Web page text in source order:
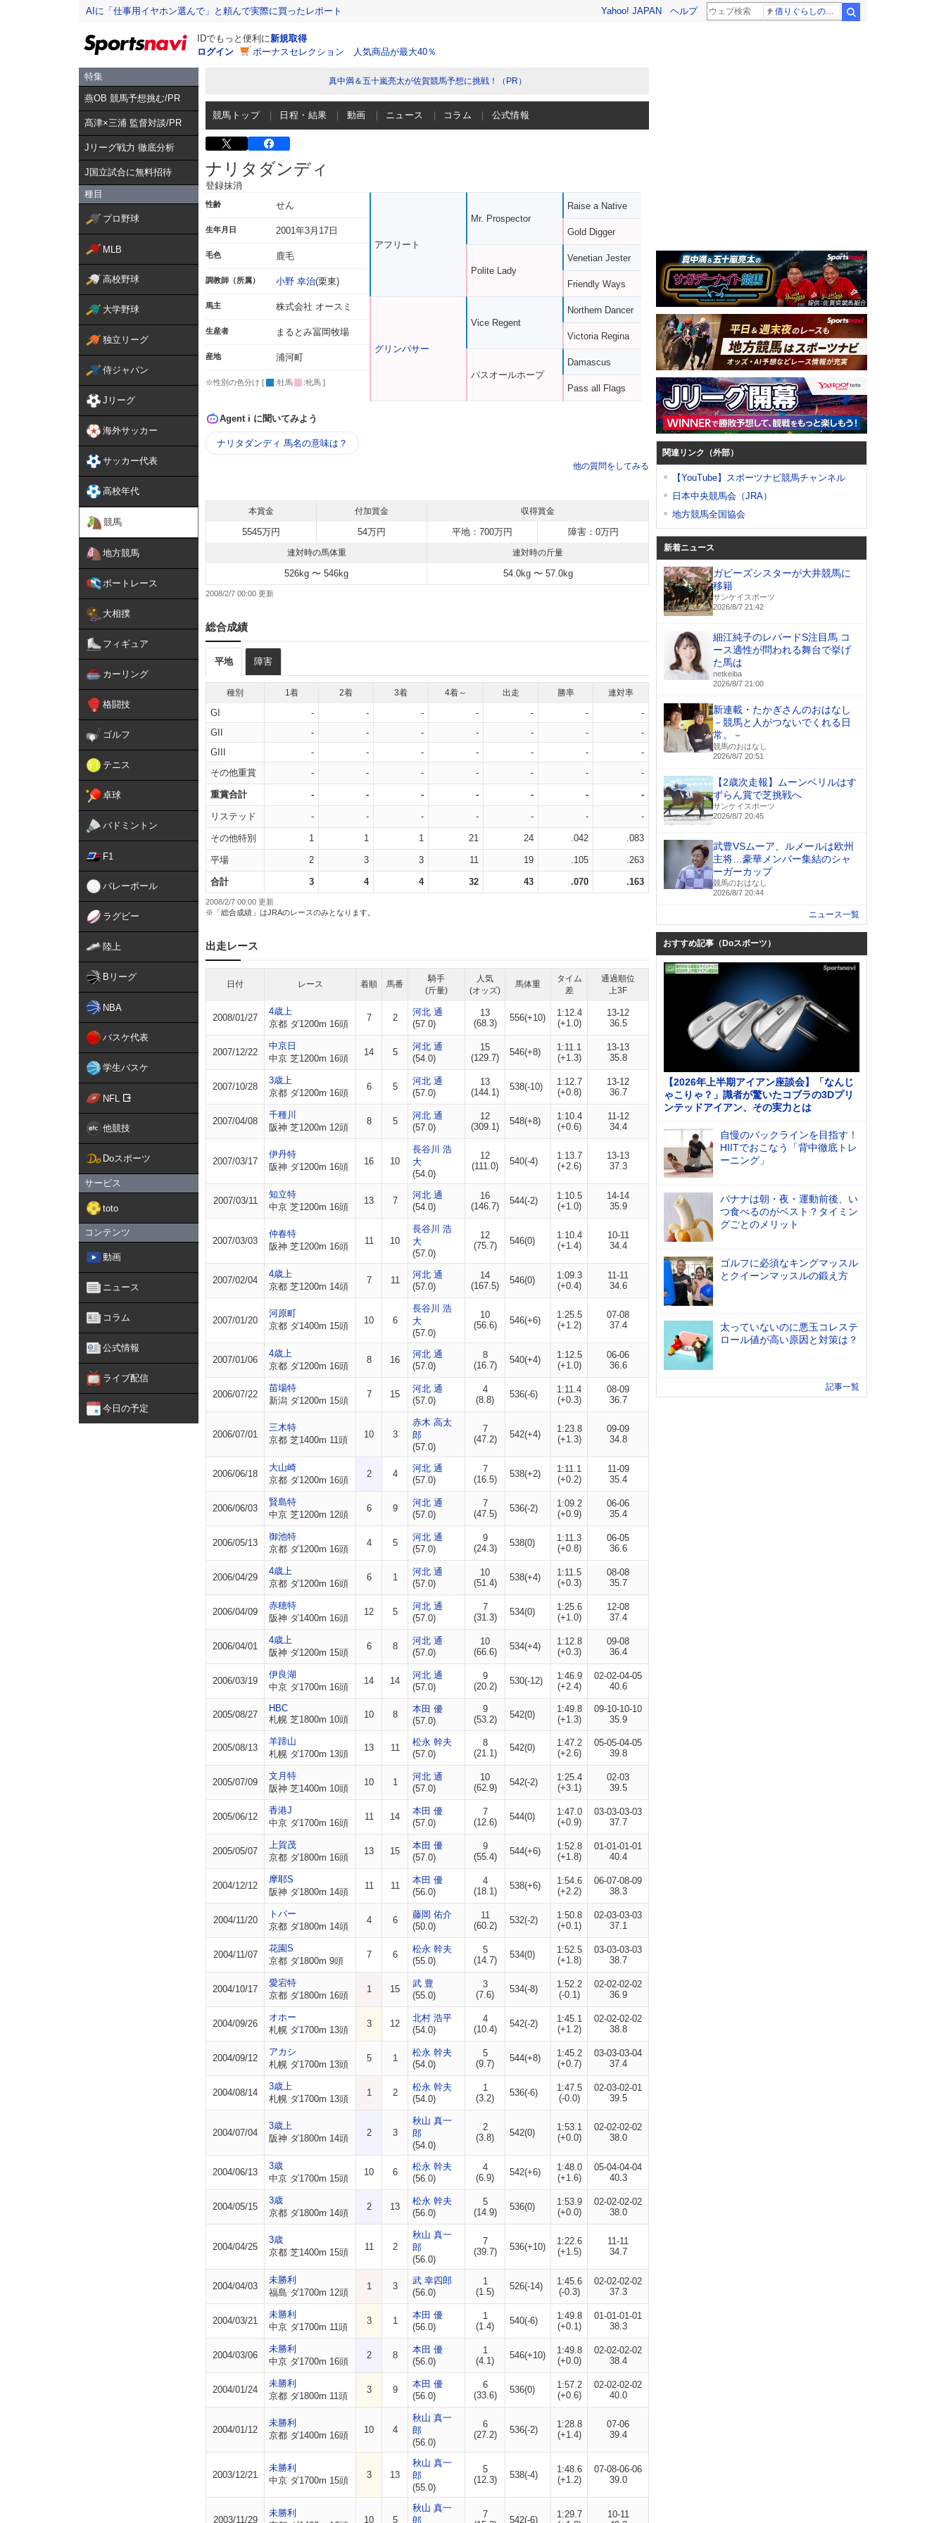
AIに「仕事用イヤホン選んで」と頼んで実際に買ったレポート Yahoo! JAPAN ヘルプ
IDでもっと便利に新規取得
ログイン
ボーナスセレクション 人気商品が最大40％
特集
燕OB 競馬予想挑む/PR
髙津×三浦 監督対談/PR
Jリーグ戦力 徹底分析
J国立試合に無料招待
種目
プロ野球
MLB
高校野球
大学野球
独立リーグ
侍ジャパン
Jリーグ
海外サッカー
サッカー代表
高校年代
競馬
地方競馬
ボートレース
大相撲
フィギュア
カーリング
格闘技
ゴルフ
テニス
卓球
バドミントン
F1
バレーボール
ラグビー
陸上
Bリーグ
NBA
バスケ代表
学生バスケ
NFL
他競技
Doスポーツ
サービス
toto
コンテンツ
動画
ニュース
コラム
公式情報
ライブ配信
今日の予定
真中満＆五十嵐亮太が佐賀競馬予想に挑戦！（PR）
競馬トップ 日程・結果 動画 ニュース コラム 公式情報
ナリタダンディ
登録抹消
性齢 せん
生年月日 2001年3月17日
毛色 鹿毛
調教師（所属） 小野 幸治(栗東)
馬主 株式会社 オースミ
生産者 まるとみ冨岡牧場
産地 浦河町
※性別の色分け [ :牡馬 :牝馬 ]
アフリート
グリンパサー
Mr. Prospector
Polite Lady
Vice Regent
パスオールホープ
Raise a Native
Gold Digger
Venetian Jester
Friendly Ways
Northern Dancer
Victoria Regina
Damascus
Pass all Flags
Agent i に聞いてみよう
ナリタダンディ 馬名の意味は？
他の質問をしてみる
本賞金 付加賞金 収得賞金
5545万円 54万円 平地：700万円 障害：0万円
連対時の馬体重 連対時の斤量
526kg 〜 546kg 54.0kg 〜 57.0kg
2008/2/7 00:00
総合成績
平地 障害
種別 1着 2着 3着 4着～ 出走 勝率 連対率
GI - - - - - -
-
GII
- - - - - -
-
GIII
- - - - - -
-
その他重賞
- - - - - - -
重賞合計 - - - - - - -
リステッド - - - - - - -
その他特別 1 1 1 21 24 .042 .083
平場 2 3 3 11 19 .105 .263
合計 3 4 4 32 43 .070 .163
2008/2/7 00:00 更新
※「総合成績」はJRAのレースのみとなります。
出走レース
日付 レース 着順 馬番
騎手
(斤量)
人気
(オッズ)
馬体重
タイム
差
通過順位
上3F
2008/01/27
4歳上
京都 ダ1200m 16頭
7 2
河北 通
(57.0)
13
(68.3)
556(+10)
1:12.4
(+1.0)
13-12
36.5
2007/12/22
中京日
中京 芝1200m 16頭
14 5
河北 通
(54.0)
15
(129.7)
546(+8)
1:11.1
(+1.3)
13-13
35.8
2007/10/28
3歳上
京都 ダ1200m 16頭
6 5
河北 通
(57.0)
13
(144.1)
538(-10)
1:12.7
(+0.8)
13-12
36.7
2007/04/08
千種川
阪神 芝1200m 12頭
8 5
河北 通
(57.0)
12
(309.1)
548(+8)
1:10.4
(+0.6)
11-12
34.4
2007/03/17
伊丹特
阪神 ダ1200m 16頭
16 10
長谷川 浩
大
(54.0)
12
(111.0)
540(-4)
1:13.7
(+2.6)
13-13
37.3
2007/03/11
知立特
中京 芝1200m 16頭
13 7
河北 通
(54.0)
16
(146.7)
544(-2)
1:10.5
(+1.0)
14-14
35.9
2007/03/03
仲春特
阪神 芝1200m 16頭
11 10
長谷川 浩
大
(57.0)
12
(75.7)
546(0)
1:10.4
(+1.4)
10-11
34.4
2007/02/04
4歳上
京都 芝1200m 14頭
7 11
河北 通
(57.0)
14
(167.5)
546(0)
1:09.3
(+0.4)
11-11
34.6
2007/01/20
河原町
京都 ダ1400m 15頭
10 6
長谷川 浩
大
(57.0)
10
(56.6)
546(+6)
1:25.5
(+1.2)
07-08
37.4
2007/01/06
4歳上
京都 ダ1200m 16頭
8 16
河北 通
(57.0)
8
(16.7)
540(+4)
1:12.5
(+1.0)
06-06
36.6
2006/07/22
苗場特
新潟 ダ1200m 15頭
7 15
河北 通
(57.0)
4
(8.8)
536(-6)
1:11.4
(+0.3)
08-09
36.7
2006/07/01
三木特
京都 芝1400m 11頭
10 3
赤木 高太
郎
(57.0)
7
(47.2)
542(+4)
1:23.8
(+1.3)
09-09
34.8
2006/06/18
大山崎
京都 ダ1200m 16頭
2 4
河北 通
(57.0)
7
(16.5)
538(+2)
1:11.1
(+0.2)
11-09
35.4
2006/06/03
賢島特
中京 芝1200m 12頭
6 9
河北 通
(57.0)
7
(47.5)
536(-2)
1:09.2
(+0.9)
06-06
35.4
2006/05/13
御池特
京都 ダ1200m 16頭
4 5
河北 通
(57.0)
9
(24.3)
538(0)
1:11.3
(+0.8)
06-05
36.6
2006/04/29
4歳上
京都 ダ1200m 16頭
6 1
河北 通
(57.0)
10
(51.4)
538(+4)
1:11.5
(+0.3)
08-08
35.7
2006/04/09
赤穂特
阪神 ダ1400m 16頭
12 5
河北 通
(57.0)
7
(31.3)
534(0)
1:25.6
(+1.0)
12-08
37.4
2006/04/01
4歳上
阪神 ダ1200m 15頭
6 8
河北 通
(57.0)
10
(66.6)
534(+4)
1:12.8
(+0.3)
09-08
36.4
2006/03/19
伊良湖
中京 ダ1700m 16頭
14 14
河北 通
(57.0)
9
(20.2)
530(-12)
1:46.9
(+2.4)
02-02-04-05
40.6
2005/08/27
HBC
札幌 芝1800m 10頭
10 8
本田 優
(57.0)
9
(53.2)
542(0)
1:49.8
(+1.3)
09-10-10-10
35.9
2005/08/13
羊蹄山
札幌 ダ1700m 13頭
13 11
松永 幹夫
(57.0)
8
(21.1)
542(0)
1:47.2
(+2.6)
05-05-04-05
39.8
2005/07/09
文月特
阪神 芝1400m 10頭
10 1
河北 通
(57.0)
10
(62.9)
542(-2)
1:25.4
(+3.1)
02-03
39.5
2005/06/12
香港J
中京 ダ1700m 16頭
11 14
本田 優
(57.0)
7
(12.6)
544(0)
1:47.0
(+0.9)
03-03-03-03
37.7
2005/05/07
上賀茂
京都 ダ1800m 16頭
13 15
本田 優
(57.0)
9
(55.4)
544(+6)
1:52.8
(+1.8)
01-01-01-01
40.4
2004/12/12
摩耶S
阪神 ダ1800m 14頭
11 11
本田 優
(56.0)
4
(18.1)
538(+6)
1:54.6
(+2.2)
06-07-08-09
38.3
2004/11/20
トパー
京都 ダ1800m 14頭
4 6
藤岡 佑介
(50.0)
11
(60.2)
532(-2)
1:50.8
(+0.1)
02-03-03-03
37.1
2004/11/07
花園S
京都 ダ1800m 9頭
7 6
松永 幹夫
(55.0)
5
(14.7)
534(0)
1:52.5
(+1.8)
03-03-03-03
38.7
2004/10/17
愛宕特
京都 ダ1800m 16頭
1 15
武 豊
(55.0)
3
(7.6)
534(-8)
1:52.2
(-0.1)
02-02-02-02
36.9
2004/09/26
オホー
札幌 ダ1700m 13頭
3 12
北村 浩平
(54.0)
4
(10.4)
542(-2)
1:45.1
(+1.2)
02-02-02-02
38.8
2004/09/12
アカシ
札幌 ダ1700m 13頭
5 1
松永 幹夫
(54.0)
5
(9.7)
544(+8)
1:45.2
(+0.7)
03-03-03-04
37.4
2004/08/14
3歳上
札幌 ダ1700m 13頭
1 2
松永 幹夫
(54.0)
1
(3.2)
536(-6)
1:47.5
(-0.0)
02-03-02-01
39.5
2004/07/04
3歳上
阪神 ダ1800m 14頭
2 3
秋山 真一
郎
(54.0)
2
(3.8)
542(0)
1:53.1
(+0.0)
02-02-02-02
38.0
2004/06/13
3歳
中京 ダ1700m 15頭
10 6
松永 幹夫
(56.0)
4
(6.9)
542(+6)
1:48.0
(+1.6)
05-04-04-04
40.3
2004/05/15
3歳
京都 ダ1800m 14頭
2 13
松永 幹夫
(56.0)
5
(14.9)
536(0)
1:53.9
(+0.0)
02-02-02-02
38.0
2004/04/25
3歳
京都 芝1400m 15頭
11 2
秋山 真一
郎
(56.0)
7
(39.7)
536(+10)
1:22.6
(+1.5)
11-11
34.7
2004/04/03
未勝利
福島 ダ1700m 12頭
1 3
武 幸四郎
(56.0)
1
(1.5)
526(-14)
1:45.6
(-0.3)
02-02-02-02
37.3
2004/03/21
未勝利
中京 ダ1700m 11頭
3 1
本田 優
(56.0)
1
(1.4)
540(-6)
1:49.8
(+0.1)
01-01-01-01
38.3
2004/03/06
未勝利
中京 ダ1700m 16頭
2 8
本田 優
(56.0)
1
(4.1)
546(+10)
1:49.8
(+0.0)
02-02-02-02
38.4
2004/01/24
未勝利
京都 ダ1800m 11頭
3 9
本田 優
(56.0)
6
(33.6)
536(0)
1:57.2
(+0.6)
02-02-02-02
40.0
2004/01/12
未勝利
京都 ダ1400m 16頭
10 4
秋山 真一
郎
(56.0)
6
(27.2)
536(-2)
1:28.8
(+1.4)
07-06
39.4
2003/12/21
未勝利
中京 ダ1700m 15頭
3 13
秋山 真一
郎
(55.0)
5
(12.3)
538(-4)
1:48.6
(+1.2)
07-08-06-06
39.0
2003/11/29
未勝利
10 5
秋山 真一
郎
7
542(-6)
1:29.7
10-11
関連リンク（外部）
【YouTube】スポーツナビ競馬チャンネル
日本中央競馬会（JRA）
地方競馬全国協会
新着ニュース
ガビーズシスターが大井競馬に
移籍
サンケイスポーツ
2026/8/7 21:42
細江純子のレパードS注目馬 コ
ース適性が問われる舞台で挙げ
た馬は
netkeiba
2026/8/7 21:00
新連載・たかぎさんのおはなし
－競馬と人がつないでくれる日
常。－
競馬のおはなし
2026/8/7 20:51
【2歳次走報】ムーンベリルはす
ずらん賞で芝挑戦へ
サンケイスポーツ
2026/8/7 20:45
武豊VSムーア、ルメールは欧州
主将…豪華メンバー集結のシャ
ーガーカップ
競馬のおはなし
2026/8/7 20:44
ニュース一覧
おすすめ記事（Doスポーツ）
【2026年上半期アイアン座談会】「なんじ
ゃこりゃ？」識者が驚いたコブラの3Dプリ
ンテッドアイアン、その実力とは
自慢のバックラインを目指す！
HIITでおこなう「背中徹底トレ
ーニング」
バナナは朝・夜・運動前後、い
つ食べるのがベスト？タイミン
グごとのメリット
ゴルフに必須なキングマッスル
とクイーンマッスルの鍛え方
太っていないのに悪玉コレステ
ロール値が高い原因と対策は？
記事一覧